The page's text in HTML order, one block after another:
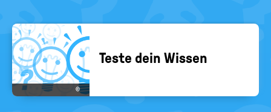
©
Teste dein Wis­sen